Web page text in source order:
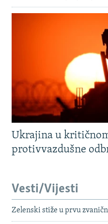
Ukrajina u
protivvazdušne
Vesti/Vijesti
Zelenski stiže u prvu